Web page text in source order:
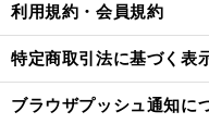
利用規約・会員規約
特定商取引法に基づく表
ブラウザプッシュ通知に